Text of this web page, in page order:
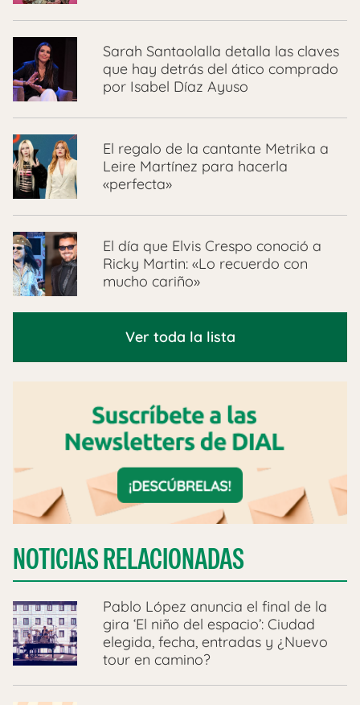
Sarah Santaolalla detalla las claves
que hay detrás del ático comprado
por Isabel Díaz Ayuso
El regalo de la cantante Metrika a
Leire Martínez para hacerla
«perfecta»
El día que Elvis Crespo conoció a
Ricky Martin: «Lo recuerdo con
mucho cariño»
Ver toda la lista
NOTICIAS RELACIONADAS
Pablo López anuncia el final de la
gira ‘El niño del espacio’: Ciudad
elegida, fecha, entradas y ¿Nuevo
tour en camino?